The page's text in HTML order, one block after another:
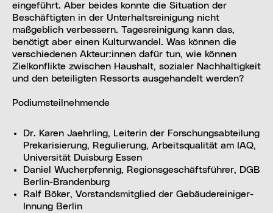
eingeführt. Aber beides konnte die Situation der
Beschäftigten in der Unterhaltsreinigung nicht
maßgeblich verbessern. Tagesreinigung kann das,
benötigt aber einen Kulturwandel. Was können die
verschiedenen Akteur:innen dafür tun, wie können
Zielkonflikte zwischen Haushalt, sozialer Nachhaltigkeit
und den beteiligten Ressorts ausgehandelt werden?
Podiumsteilnehmende
Dr. Karen Jaehrling, Leiterin der Forschungsabteilung
Prekarisierung, Regulierung, Arbeitsqualität am IAQ,
Universität Duisburg Essen
Daniel Wucherpfennig, Regionsgeschäftsführer, DGB
Berlin-Brandenburg
Ralf Böker, Vorstandsmitglied der Gebäudereiniger-
Innung Berlin